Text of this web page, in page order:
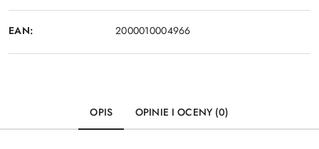
EAN: 2000010004966
OPIS OPINIE I OCENY (0)